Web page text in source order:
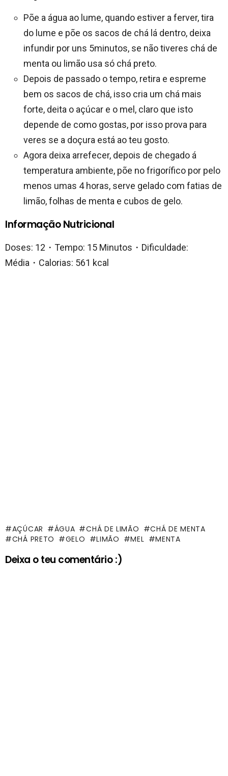
Põe a água ao lume, quando estiver a ferver, tira
do lume e põe os sacos de chá lá dentro, deixa
infundir por uns 5minutos, se não tiveres chá de
menta ou limão usa só chá preto.
Depois de passado o tempo, retira e espreme
bem os sacos de chá, isso cria um chá mais
forte, deita o açúcar e o mel, claro que isto
depende de como gostas, por isso prova para
veres se a doçura está ao teu gosto.
Agora deixa arrefecer, depois de chegado á
temperatura ambiente, põe no frigorífico por pelo
menos umas 4 horas, serve gelado com fatias de
limão, folhas de menta e cubos de gelo.
Informação Nutricional
Doses: 12・Tempo: 15 Minutos・Dificuldade:
Média・Calorias: 561 kcal
AÇÚCAR ÁGUA CHÁ DE LIMÃO
CHÁ DE MENTA
CHÁ PRETO
GELO LIMÃO MEL MENTA
Deixa o teu comentário :)